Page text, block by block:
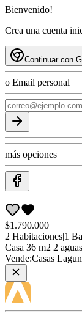
Bienvenido!
Crea una cuenta
Continuar con
o Email personal
más opciones
$1.790.000
2 Habitaciones|1
Casa 36 m2 2 aguas
Vende:Casas